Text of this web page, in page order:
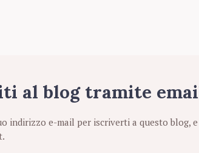
al blog tramite
indirizzo e-mail per iscriverti a questo blog,